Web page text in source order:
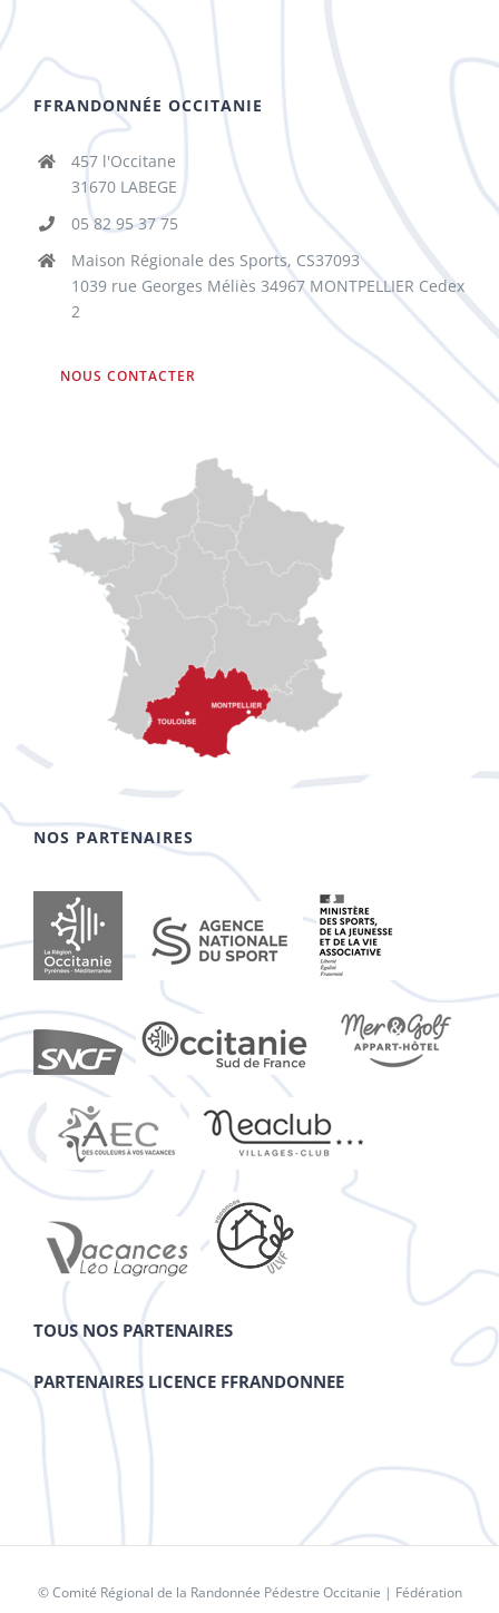
FFRANDONNÉE OCCITANIE
457 l'Occitane
31670 LABEGE
05 82 95 37 75
Maison Régionale des Sports, CS37093
1039 rue Georges Méliès 34967 MONTPELLIER Cedex
2
NOUS CONTACTER
NOS PARTENAIRES
TOUS NOS PARTENAIRES
PARTENAIRES LICENCE FFRANDONNEE
© Comité Régional de la Randonnée Pédestre Occitanie | Fédération